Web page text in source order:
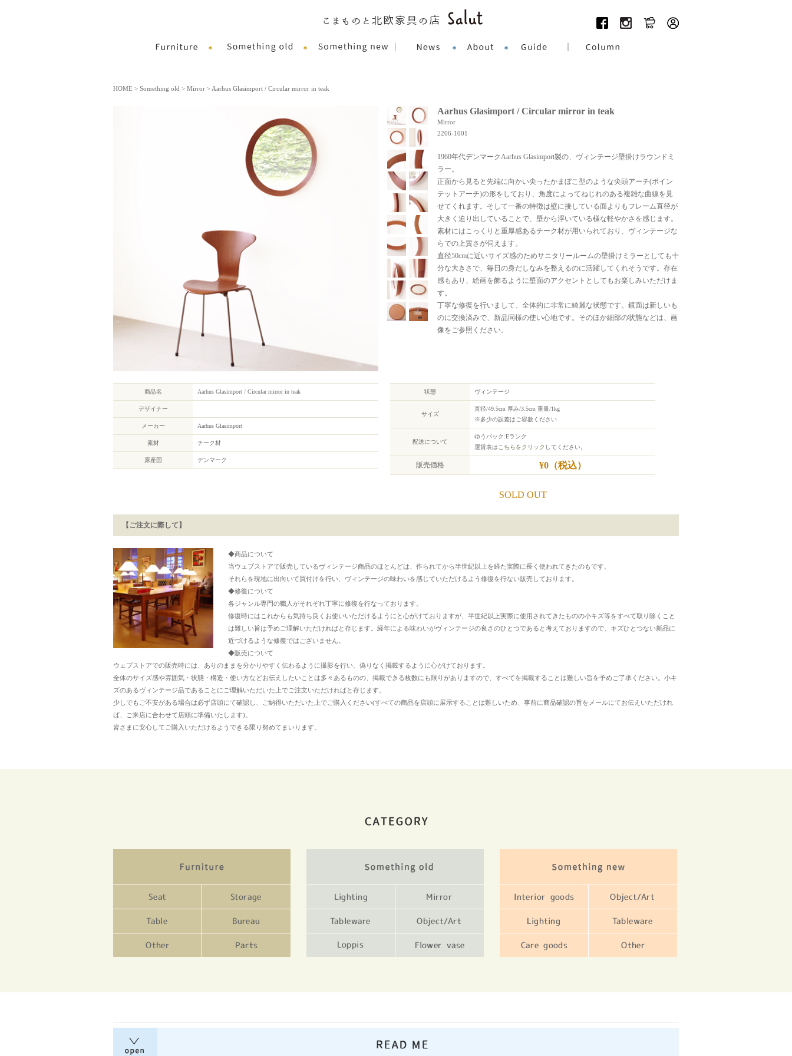
HOME > Something old > Mirror > Aarhus Glasimport / Circular mirror in teak
Aarhus Glasimport / Circular mirror in teak
Mirror
2206-1001
1960年代デンマークAarhus Glasimport製の、ヴィンテージ壁掛けラウンドミ
ラー。
正面から見ると先端に向かい尖ったかまぼこ型のような尖頭アーチ(ポイン
テットアーチ)の形をしており、角度によってねじれのある複雑な曲線を見
せてくれます。そして一番の特徴は壁に接している面よりもフレーム直径が
大きく迫り出していることで、壁から浮いている様な軽やかさを感じます。
素材にはこっくりと重厚感あるチーク材が用いられており、ヴィンテージな
らでの上質さが伺えます。
直径50cmに近いサイズ感のためサニタリールームの壁掛けミラーとしても十
分な大きさで、毎日の身だしなみを整えるのに活躍してくれそうです。存在
感もあり、絵画を飾るように壁面のアクセントとしてもお楽しみいただけま
す。
丁寧な修復を行いまして、全体的に非常に綺麗な状態です。鏡面は新しいも
のに交換済みで、新品同様の使い心地です。そのほか細部の状態などは、画
像をご参照ください。
商品名 Aarhus Glasimport / Circular mirror in teak
デザイナー
メーカー Aarhus Glasimport
素材 チーク材
原産国 デンマーク
状態 ヴィンテージ
サイズ
直径/49.5cm 厚み/3.5cm 重量/1kg
※多少の誤差はご容赦ください
配送について
ゆうパック:Eランク
運賃表は こちらをクリック してください。
販売価格 ¥0（税込）
SOLD OUT
【ご注文に際して】
◆商品について
当ウェブストアで販売しているヴィンテージ商品のほとんどは、作られてから半世紀以上を経た実際に長く使われてきたのもです。
それらを現地に出向いて買付けを行い、ヴィンテージの味わいを感じていただけるよう修復を行ない販売しております。
◆修復について
各ジャンル専門の職人がそれぞれ丁寧に修復を行なっております。
修復時にはこれからも気持ち良くお使いいただけるようにと心がけておりますが、半世紀以上実際に使用されてきたものの小キズ等をすべて取り除くこと
は難しい旨は予めご理解いただければと存じます。経年による味わいがヴィンテージの良さのひとつであると考えておりますので、キズひとつない新品に
近づけるような修復ではございません。
◆販売について
ウェブストアでの販売時には、ありのままを分かりやすく伝わるように撮影を行い、偽りなく掲載するように心がけております。
全体のサイズ感や雰囲気・状態・構造・使い方などお伝えしたいことは多々あるものの、掲載できる枚数にも限りがありますので、すべてを掲載することは難しい旨を予めご了承ください。小キ
ズのあるヴィンテージ品であることにご理解いただいた上でご注文いただければと存じます。
少しでもご不安がある場合は必ず店頭にて確認し、ご納得いただいた上でご購入ください(すべての商品を店頭に展示することは難しいため、事前に商品確認の旨をメールにてお伝えいただけれ
ば、ご来店に合わせて店頭に準備いたします)。
皆さまに安心してご購入いただけるようできる限り努めてまいります。